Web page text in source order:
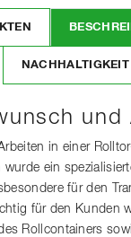
NACHHALTIGKEIT
und
in einer
wurde ein
für den
für den Kunden
Rollcontainers